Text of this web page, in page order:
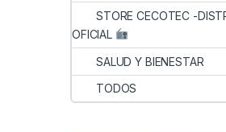
STORE CECOTEC -
OFICIAL
SALUD Y BIENESTAR
TODOS